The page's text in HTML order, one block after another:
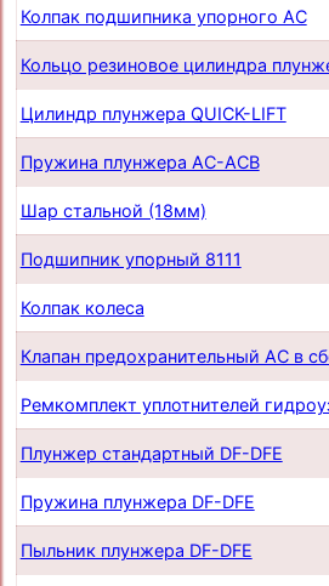
Колпак подшипника упорного AC
Кольцо резиновое цилиндра
Цилиндр плунжера QUICK-LIFT
Пружина плунжера AC-ACB
Шар стальной (18мм)
Подшипник упорный 8111
Колпак колеса
Клапан предохранительный AC в
Ремкомплект уплотнителей
Плунжер стандартный DF-DFE
Пружина плунжера DF-DFE
Пыльник плунжера DF-DFE